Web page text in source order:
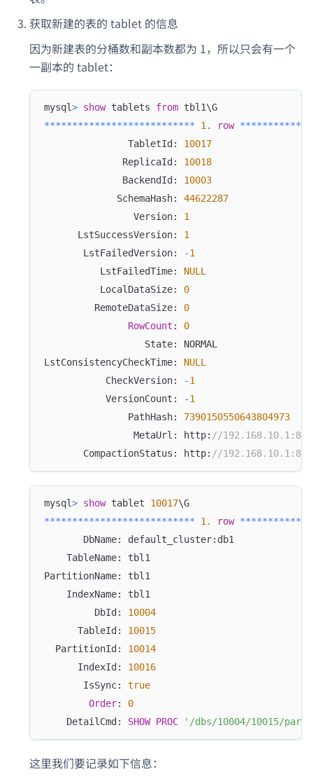
获取新建的表的 tablet 的信息
因为新建表的分桶数和副本数都为 1，所以只会有一个
一副本的 tablet：
mysql> show tablets from tbl1\G
*************************** 1. row ***********
               TabletId:
10017
              ReplicaId:
10018
              BackendId:
10003
             SchemaHash:
44622287
                Version:
1
      LstSuccessVersion:
1
       LstFailedVersion:
-1
          LstFailedTime:
NULL
          LocalDataSize:
0
         RemoteDataSize:
0
RowCount : 0
                  State: NORMAL
LstConsistencyCheckTime: NULL
           CheckVersion:
-1
           VersionCount:
-1
               PathHash:
7390150550643804973
                MetaUrl: http:
//
       CompactionStatus: http:
//
mysql> show tablet 10017\G
*************************** 1. row ***********
       DbName: default_cluster:db1
    TableName: tbl1
PartitionName: tbl1
    IndexName: tbl1
         DbId:
10004
      TableId:
10015
  PartitionId:
10014
      IndexId:
10016
       IsSync:
true
Order: 0
    DetailCmd:
SHOW PROC '/dbs/10004/10015/
这里我们要记录如下信息：